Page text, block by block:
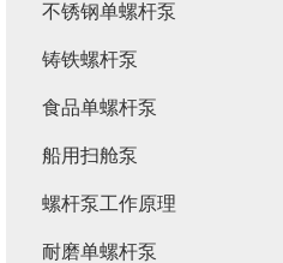
不锈钢单螺杆泵
铸铁螺杆泵
食品单螺杆泵
船用扫舱泵
螺杆泵工作原理
耐磨单螺杆泵